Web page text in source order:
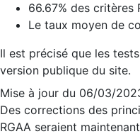
66.67% des critères
Le taux moyen de
Il est précisé que les
version publique du site.
Mise à jour du 06/03/
Des corrections des
RGAA seraient